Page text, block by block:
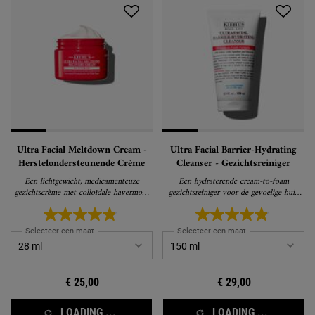
Ultra Facial Meltdown Cream -
Herstelondersteunende Crème
Een lichtgewicht, medicamenteuze
gezichtscrème met colloïdale havermout
en α-Bisabolol die werkt om extreem
droge, gevoelige huid te verlichten en te
herstellen.
Selecteer een maat
€ 25,00
Ultra Facial Barrier-Hydrating
Cleanser - Gezichtsreiniger
Een hydraterende cream-to-foam
gezichtsreiniger voor de gevoelige huid
die onzuiverheden verwijdert zonder de
huid uit te drogen.
Selecteer een maat
€ 29,00